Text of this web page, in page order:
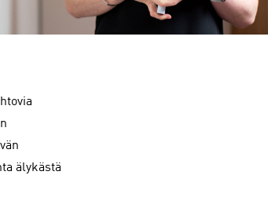
älykästä